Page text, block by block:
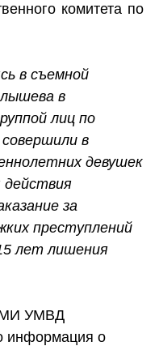
комитета по
в съемной
в
лиц по
в
девушек
действия
за
преступлений
лет лишения
УМВД
информация о